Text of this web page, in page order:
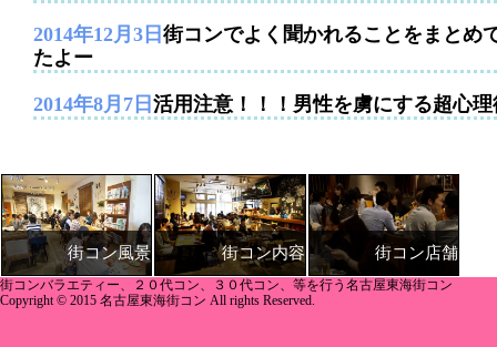
2014年12月3日 街コンでよく聞かれることをまとめ
たよー
2014年8月7日 活用注意！！！男性を虜にする超心理
街コン風景 街コン内容 街コン店舗
街コンバラエティー、２０代コン、３０代コン、等を行う名古屋東海街コン
Copyright © 2015 名古屋東海街コン All rights Reserved.